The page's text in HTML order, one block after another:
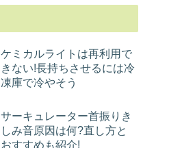
ケミカルライトは再利用で
きない!長持ちさせるには冷
凍庫で冷やそう
サーキュレーター首振りき
しみ音原因は何?直し方と
おすすめも紹介!